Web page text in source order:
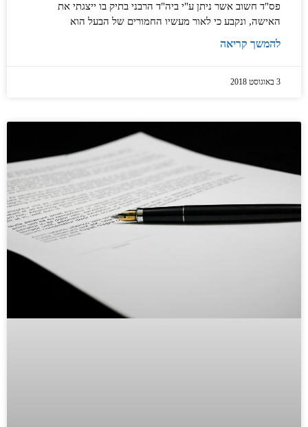
פס"ד חשוב אשר ניתן ע"י ביה"ד הרבני בתיק בו ייצגתי את
האישה, ונקבע כי לאור מעשיו החמורים של הבעל הוא
להמשך קריאה
3 באוגוסט 2018